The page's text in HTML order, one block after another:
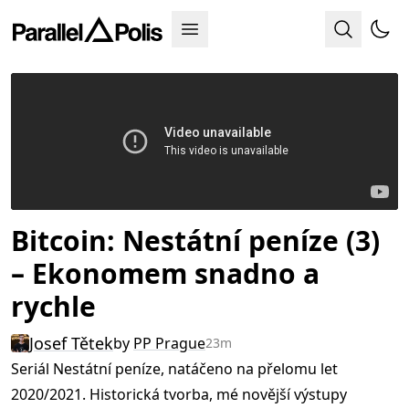
Bitcoin: Nestátní peníze (3)
– Ekonomem snadno a
rychle
Josef Tětekby PP Prague23m
Seriál Nestátní peníze, natáčeno na přelomu let
2020/2021. Historická tvorba, mé novější výstupy